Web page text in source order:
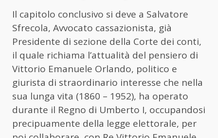
Il capitolo conclusivo si deve a Salvatore
Sfrecola, Avvocato cassazionista, già
Presidente di sezione della Corte dei conti,
il quale richiama l’attualità del pensiero di
Vittorio Emanuele Orlando, politico e
giurista di straordinario interesse che nella
sua lunga vita (1860 – 1952), ha operato
durante il Regno di Umberto I, occupandosi
precipuamente della legge elettorale, per